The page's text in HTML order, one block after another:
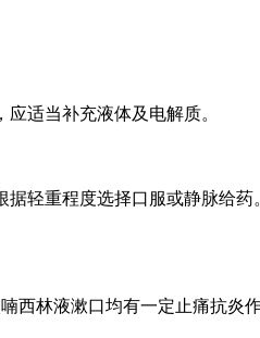
适当补充液体及电解质。
轻重程度选择口服或静脉给药
林液漱口均有一定止痛抗炎作